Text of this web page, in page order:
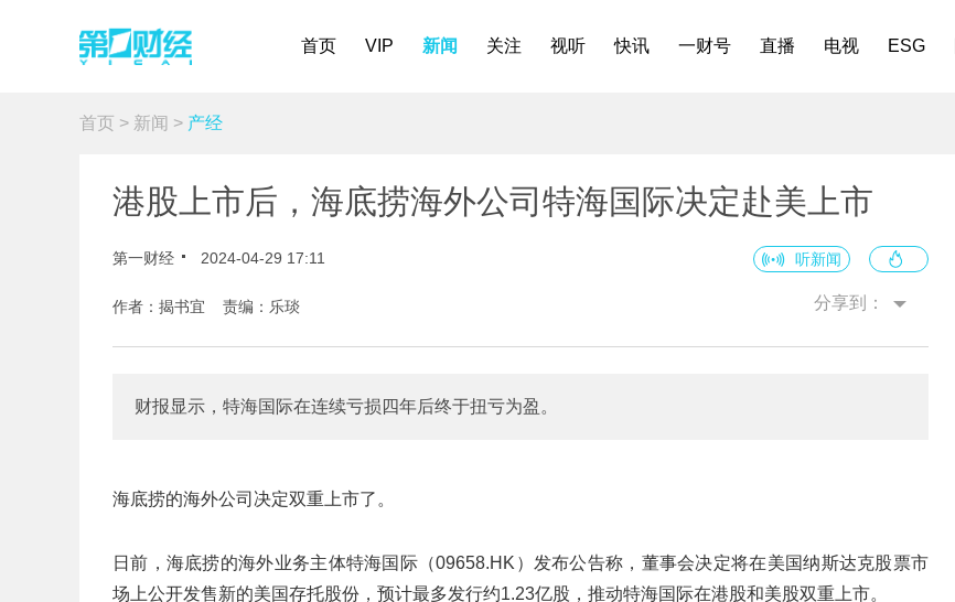
首页 VIP 新闻 关注 视听 快讯 一财号 直播 电视 ESG
首页 > 新闻 > 产经
港股上市后，海底捞海外公司特海国际决定赴美上市
第一财经 2024-04-29 17:11 听新闻
作者：揭书宜 责编：乐琰 分享到：
财报显示，特海国际在连续亏损四年后终于扭亏为盈。
海底捞的海外公司决定双重上市了。
日前，海底捞的海外业务主体特海国际（09658.HK）发布公告称，董事会决定将在美国纳斯达克股票市
场上公开发售新的美国存托股份，预计最多发行约1.23亿股，推动特海国际在港股和美股双重上市。